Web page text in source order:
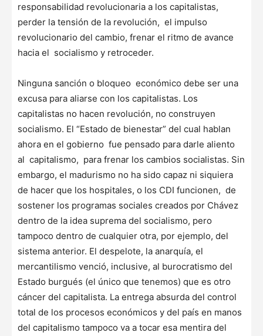
responsabilidad revolucionaria a los capitalistas,
perder la tensión de la revolución, el impulso
revolucionario del cambio, frenar el ritmo de avance
hacia el socialismo y retroceder.
Ninguna sanción o bloqueo económico debe ser una
excusa para aliarse con los capitalistas. Los
capitalistas no hacen revolución, no construyen
socialismo. El “Estado de bienestar” del cual hablan
ahora en el gobierno fue pensado para darle aliento
al capitalismo, para frenar los cambios socialistas. Sin
embargo, el madurismo no ha sido capaz ni siquiera
de hacer que los hospitales, o los CDI funcionen, de
sostener los programas sociales creados por Chávez
dentro de la idea suprema del socialismo, pero
tampoco dentro de cualquier otra, por ejemplo, del
sistema anterior. El despelote, la anarquía, el
mercantilismo venció, inclusive, al burocratismo del
Estado burgués (el único que tenemos) que es otro
cáncer del capitalista. La entrega absurda del control
total de los procesos económicos y del país en manos
del capitalismo tampoco va a tocar esa mentira del